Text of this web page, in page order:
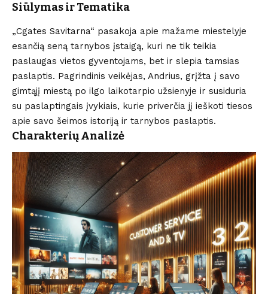
Siūlymas ir Tematika
„Cgates Savitarna“ pasakoja apie mažame miestelyje
esančią seną tarnybos įstaigą, kuri ne tik teikia
paslaugas vietos gyventojams, bet ir slepia tamsias
paslaptis. Pagrindinis veikėjas, Andrius, grįžta į savo
gimtąjį miestą po ilgo laikotarpio užsienyje ir susiduria
su paslaptingais įvykiais, kurie priverčia jį ieškoti tiesos
apie savo šeimos istoriją ir tarnybos paslaptis.
Charakterių Analizė